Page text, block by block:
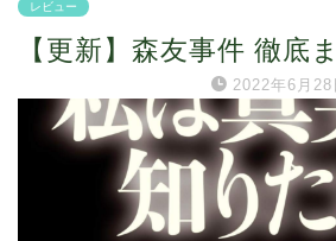
レビュー
【更新】森友事件 徹底
2022年6月28